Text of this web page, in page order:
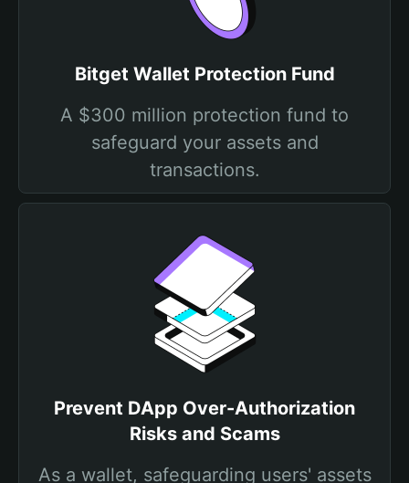
Bitget Wallet Protection Fund
A $300 million protection fund to
safeguard your assets and
transactions.
Prevent DApp Over-Authorization
Risks and Scams
As a wallet, safeguarding users' assets